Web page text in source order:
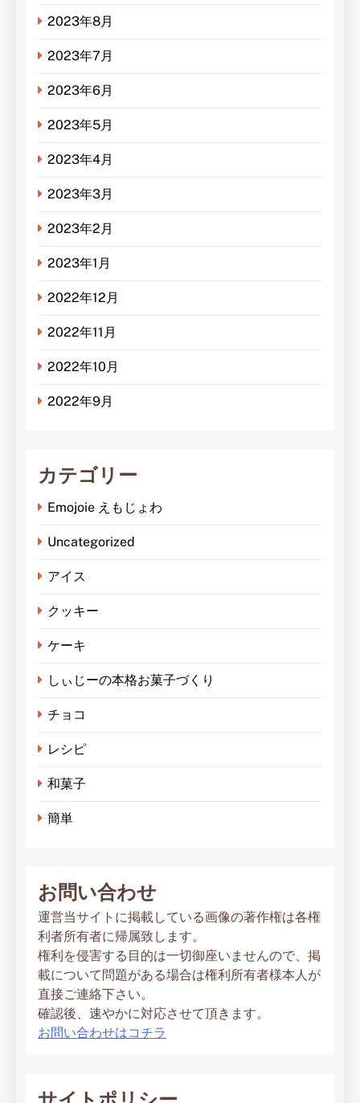
2023年8月
2023年7月
2023年6月
2023年5月
2023年4月
2023年3月
2023年2月
2023年1月
2022年12月
2022年11月
2022年10月
2022年9月
カテゴリー
Emojoie えもじょわ
Uncategorized
アイス
クッキー
ケーキ
しぃじーの本格お菓子づくり
チョコ
レシピ
和菓子
簡単
お問い合わせ
運営当サイトに掲載している画像の著作権は各権
利者所有者に帰属致します。
権利を侵害する目的は一切御座いませんので、掲
載について問題がある場合は権利所有者様本人が
直接ご連絡下さい。
確認後、速やかに対応させて頂きます。
お問い合わせはコチラ